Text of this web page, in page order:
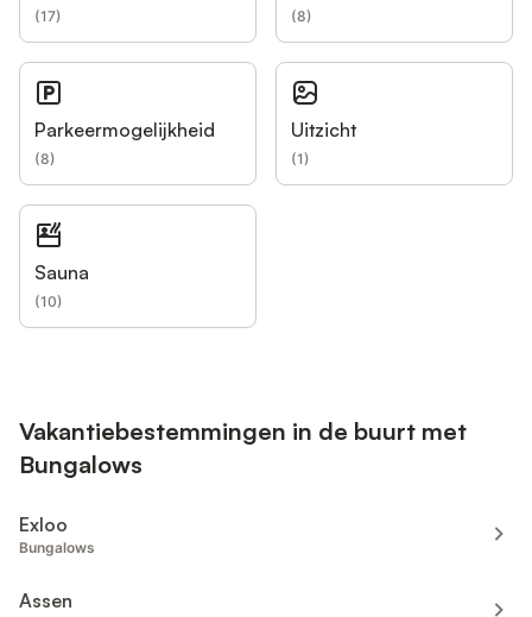
(17) (8)
Parkeermogelijkheid
(8)
Uitzicht
(1)
Sauna
(10)
Vakantiebestemmingen in de buurt met
Bungalows
Exloo
Bungalows
Assen